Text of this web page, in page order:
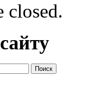
closed.